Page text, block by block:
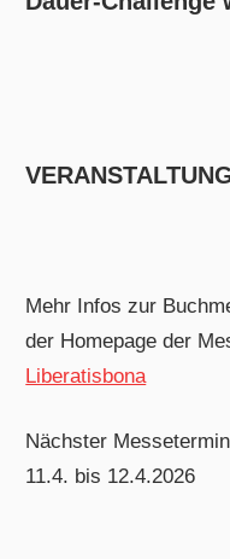
Mehr Infos zur
der Homepage der
Liberatisbona
Nächster
11.4. bis 12.4.2026